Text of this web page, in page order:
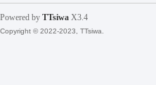
论
Powered by TTsiwa X3.4
Copyright © 2022-2023, TTsiwa.